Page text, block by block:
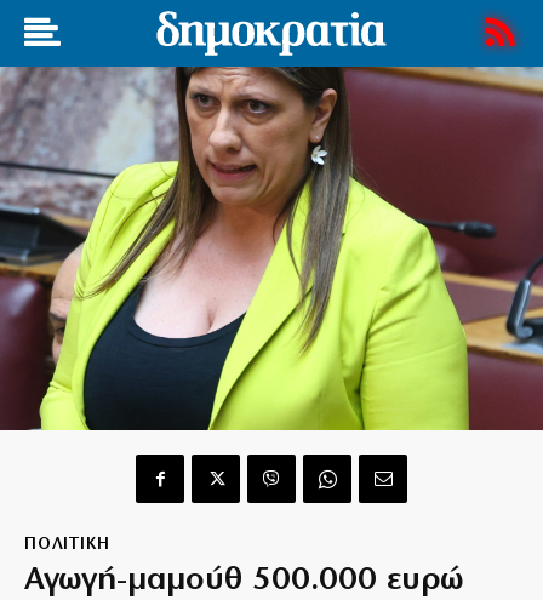
ΠΟΛΙΤΙΚΗ
Αγωγή-μαμούθ 500.000 ευρώ